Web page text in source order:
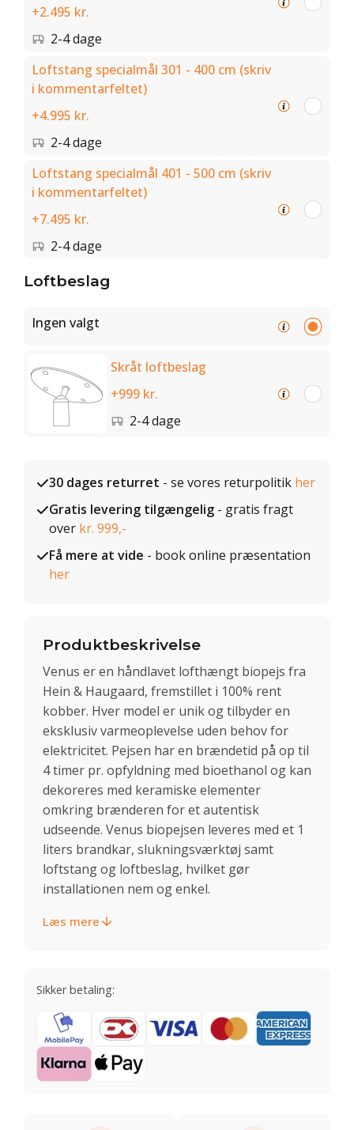
+2.495 kr.
2-4 dage
Loftstang specialmål 301 - 400 cm (skriv
i kommentarfeltet)
+4.995 kr.
2-4 dage
Loftstang specialmål 401 - 500 cm (skriv
i kommentarfeltet)
+7.495 kr.
2-4 dage
Loftbeslag
Ingen valgt
Skråt loftbeslag
+999 kr.
2-4 dage
30 dages returret - se vores returpolitik her
Gratis levering tilgængelig - gratis fragt
over kr. 999,-
Få mere at vide - book online præsentation
her
Produktbeskrivelse
Venus er en håndlavet lofthængt biopejs fra
Hein & Haugaard, fremstillet i 100% rent
kobber. Hver model er unik og tilbyder en
eksklusiv varmeoplevelse uden behov for
elektricitet. Pejsen har en brændetid på op til
4 timer pr. opfyldning med bioethanol og kan
dekoreres med keramiske elementer
omkring brænderen for et autentisk
udseende. Venus biopejsen leveres med et 1
liters brandkar, slukningsværktøj samt
loftstang og loftbeslag, hvilket gør
installationen nem og enkel.
Læs mere
Sikker betaling: